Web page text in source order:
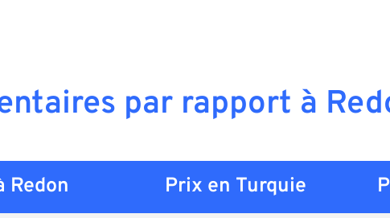
par rapport à
Redon Prix en Turquie